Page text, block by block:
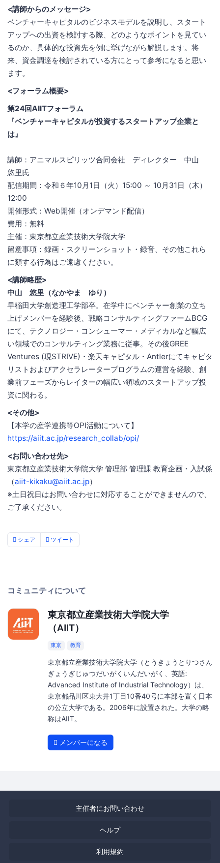
<講師からのメッセージ>
ベンチャーキャピタルのビジネスモデルを説明し、スタート
アップへの出資を検討する際、どのようなポイントを見てい
るのか、具体的な投資先を例に挙げながら解説します。将
来、資金調達を検討されている方にとって参考になると思い
ます。
<フォーラム概要>
第24回AIITフォーラム
『ベンチャーキャピタルが投資するスタートアップ企業と
は』
講師：アニマルスピリッツ合同会社 ディレクター 中山
悠里氏
配信期間：令和６年10月1日（火）15:00 ～ 10月31日（木）
12:00
開催形式：Web開催（オンデマンド配信）
費用：無料
主催：東京都立産業技術大学院大学
留意事項：録画・スクリーンショット・録音、その他これら
に類する行為はご遠慮ください。
<講師略歴>
中山 悠里（なかやま ゆり）
早稲田大学創造理工学部卒。在学中にベンチャー創業の立ち
上げメンバーを経験後、戦略コンサルティングファームBCG
にて、テクノロジー・コンシューマー・メディカルなど幅広
い領域でのコンサルティング業務に従事。その後GREE
Ventures (現STRIVE)・楽天キャピタル・Antlerにてキャピタ
リストおよびアクセラレータープログラムの運営を経験、創
業前フェーズからレイターの幅広い領域のスタートアップ投
資に関わる。
<その他>
【本学の産学連携等OPI活動について】
https://aiit.ac.jp/research_collab/opi/
<お問い合わせ先>
東京都立産業技術大学院大学 管理部 管理課 教育企画・入試係
（aiit-kikaku@aiit.ac.jp）
※土日祝日はお問い合わせに対応することができませんので、
ご了承ください。
シェア ツイート
コミュニティについて
東京都立産業技術大学院大学
（AIIT）
東京 教育
東京都立産業技術大学院大学（とうきょうとりつさん
ぎょうぎじゅつだいがくいんだいがく、英語:
Advanced Institute of Industrial Technology）は、
東京都品川区東大井1丁目10番40号に本部を置く日本
の公立大学である。2006年に設置された。大学の略
称はAIIT。
メンバーになる
主催者にお問い合わせ
ヘルプ
利用規約